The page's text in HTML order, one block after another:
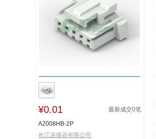
¥0.01 最新成交0笔
A2008HB-2P
长江连接器有限公司